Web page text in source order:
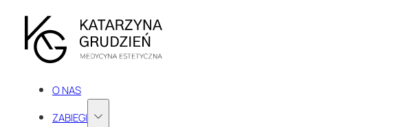
O NAS
ZABIEGI